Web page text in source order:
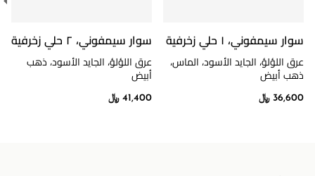
سوار سيمفوني، ١ حلي زخرفية
عرق اللؤلؤ، الجايد الأسود، الماس،
ذهب أبيض
36,600 ﷼
سوار سيمفوني، ٢ حلي زخرفية
عرق اللؤلؤ، الجايد الأسود، ذهب
أبيض
41,400 ﷼